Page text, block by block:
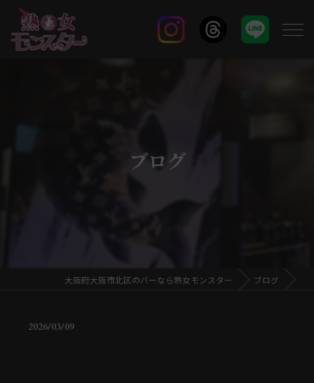
ブログ
大阪府大阪市北区のバーなら熟女モンスター ブログ
2026/03/09